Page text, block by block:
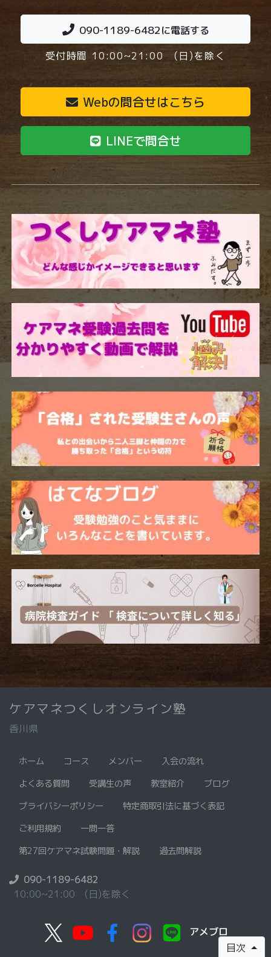
目次
090-1189-6482に電話する
受付時間 10:00~21:00 (日)を除く
Webの問合せはこちら
LINEで問合せ
ケアマネつくしオンライン塾
香川県
ホーム コース メンバー
入会の流れ
よくある質問
受講生の声 教室紹介
ブログ
プライバシーポリシー
特定商取引法に基づく表記
ご利用規約
一問一答
第27回ケアマネ試験問題・解説
過去問解説
090-1189-6482
10:00~21:00 (日)を除く
アメブロ